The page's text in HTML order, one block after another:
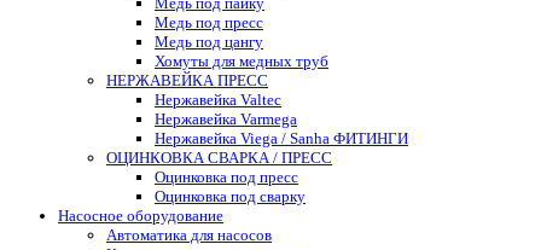
Медь под пресс
Медь под цангу
Хомуты для медных труб
НЕРЖАВЕЙКА ПРЕСС
Нержавейка Valtec
Нержавейка Varmega
Нержавейка Viega / Sanha ФИТИНГИ
ОЦИНКОВКА СВАРКА / ПРЕСС
Оцинковка под пресс
Оцинковка под сварку
Насосное оборудование
Автоматика для насосов